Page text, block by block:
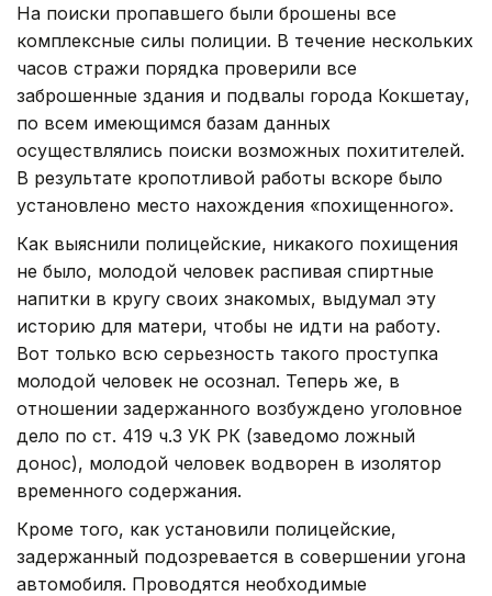
На поиски пропавшего были брошены все
комплексные силы полиции. В течение нескольких
часов стражи порядка проверили все
заброшенные здания и подвалы города Кокшетау,
по всем имеющимся базам данных
осуществлялись поиски возможных похитителей.
В результате кропотливой работы вскоре было
установлено место нахождения «похищенного».
Как выяснили полицейские, никакого похищения
не было, молодой человек распивая спиртные
напитки в кругу своих знакомых, выдумал эту
историю для матери, чтобы не идти на работу.
Вот только всю серьезность такого проступка
молодой человек не осознал. Теперь же, в
отношении задержанного возбуждено уголовное
дело по ст. 419 ч.3 УК РК (заведомо ложный
донос), молодой человек водворен в изолятор
временного содержания.
Кроме того, как установили полицейские,
задержанный подозревается в совершении угона
автомобиля. Проводятся необходимые